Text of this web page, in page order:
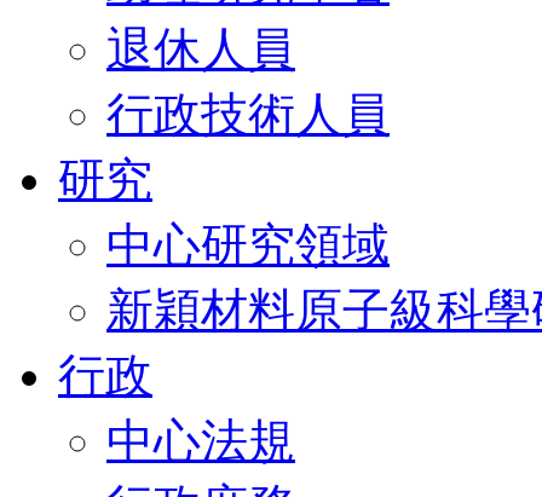
退休人員
行政技術人員
研究
中心研究領域
新穎材料原子級科
行政
中心法規